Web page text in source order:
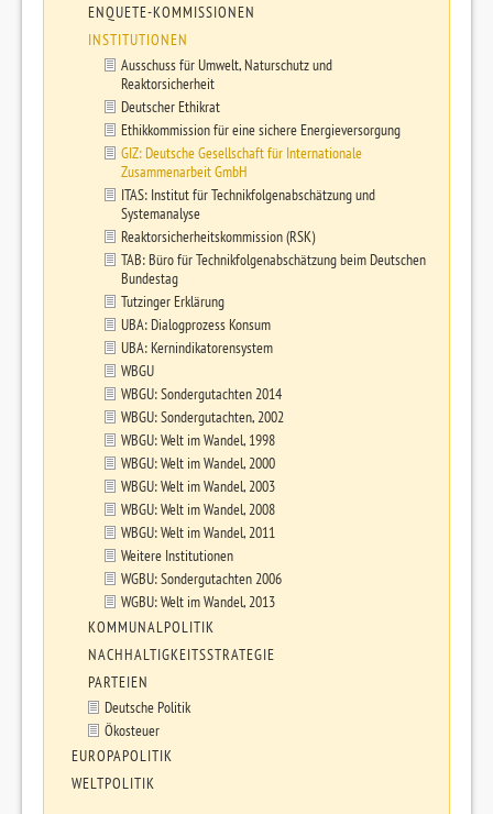
ENQUETE-KOMMISSIONEN
INSTITUTIONEN
Ausschuss für Umwelt, Naturschutz und
Reaktorsicherheit
Deutscher Ethikrat
Ethikkommission für eine sichere Energieversorgung
GIZ: Deutsche Gesellschaft für Internationale
Zusammenarbeit GmbH
ITAS: Institut für Technikfolgenabschätzung und
Systemanalyse
Reaktorsicherheitskommission (RSK)
TAB: Büro für Technikfolgenabschätzung beim Deutschen
Bundestag
Tutzinger Erklärung
UBA: Dialogprozess Konsum
UBA: Kernindikatorensystem
WBGU
WBGU: Sondergutachten 2014
WBGU: Sondergutachten, 2002
WBGU: Welt im Wandel, 1998
WBGU: Welt im Wandel, 2000
WBGU: Welt im Wandel, 2003
WBGU: Welt im Wandel, 2008
WBGU: Welt im Wandel, 2011
Weitere Institutionen
WGBU: Sondergutachten 2006
WGBU: Welt im Wandel, 2013
KOMMUNALPOLITIK
NACHHALTIGKEITSSTRATEGIE
PARTEIEN
Deutsche Politik
Ökosteuer
EUROPAPOLITIK
WELTPOLITIK